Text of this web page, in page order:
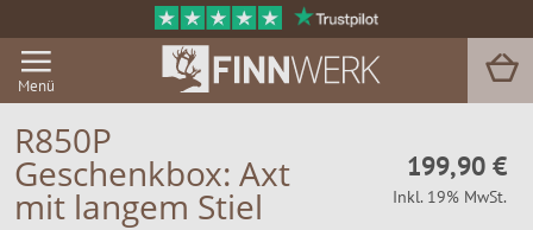
Menü
Grill & BBQ
R850P
Geschenkbox: Axt
mit langem Stiel
199,90 €
Inkl. 19% MwSt.